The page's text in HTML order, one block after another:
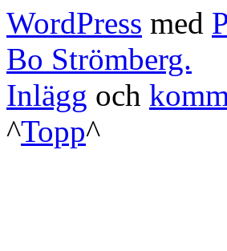
WordPress med
Bo Strömberg.
Inlägg och
^Topp^